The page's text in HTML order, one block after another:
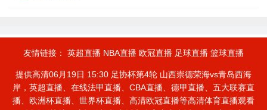
友情链接： 英超直播 NBA直播 欧冠直播 足球直播 篮球直播
提供高清06月19日 15:30 足协杯第4轮 山西崇德荣海vs青岛西海
岸，英超直播、在线法甲直播、CBA直播、德甲直播、五大联赛直
播、欧洲杯直播、世界杯直播、高清欧冠直播等高清体育直播观看